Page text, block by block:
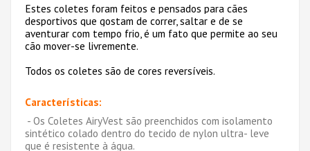
Estes coletes foram feitos e pensados para cães
desportivos que gostam de correr, saltar e de se
aventurar com tempo frio, é um fato que permite ao seu
cão mover-se livremente.
Todos os coletes são de cores reversíveis.
Características:
- Os Coletes AiryVest são preenchidos com isolamento
sintético colado dentro do tecido de nylon ultra- leve
que é resistente à água.